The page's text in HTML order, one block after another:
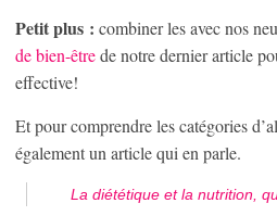
Petit plus : combiner les avec nos
de bien-êtrede notre dernier article
effective!
Et pour comprendre les catégories
également un article qui en parle.
La diététique et la nutrition,